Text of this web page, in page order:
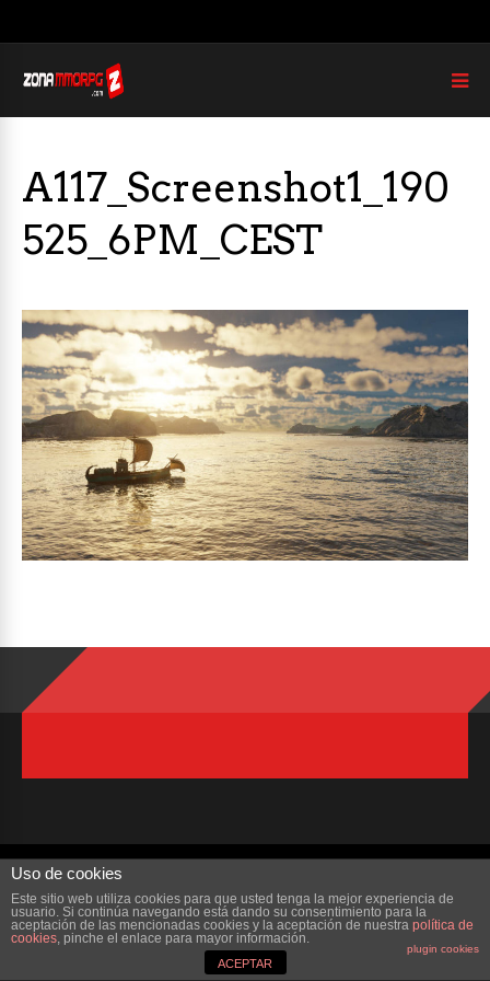
A117_Screenshot1_190
525_6PM_CEST
Copyright © 2023 ZonaMMORPG.com. Todos los derechos reservados
Portada
¿Quienes Somos? Colabora Contacto
Uso de cookies
Este sitio web utiliza cookies para que usted tenga la mejor experiencia de
usuario. Si continúa navegando está dando su consentimiento para la
aceptación de las mencionadas cookies y la aceptación de nuestra política de
cookies, pinche el enlace para mayor información.
plugin cookies
ACEPTAR